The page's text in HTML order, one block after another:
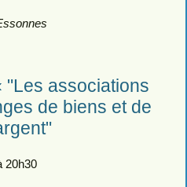
"Les associations
de biens et de
20h30